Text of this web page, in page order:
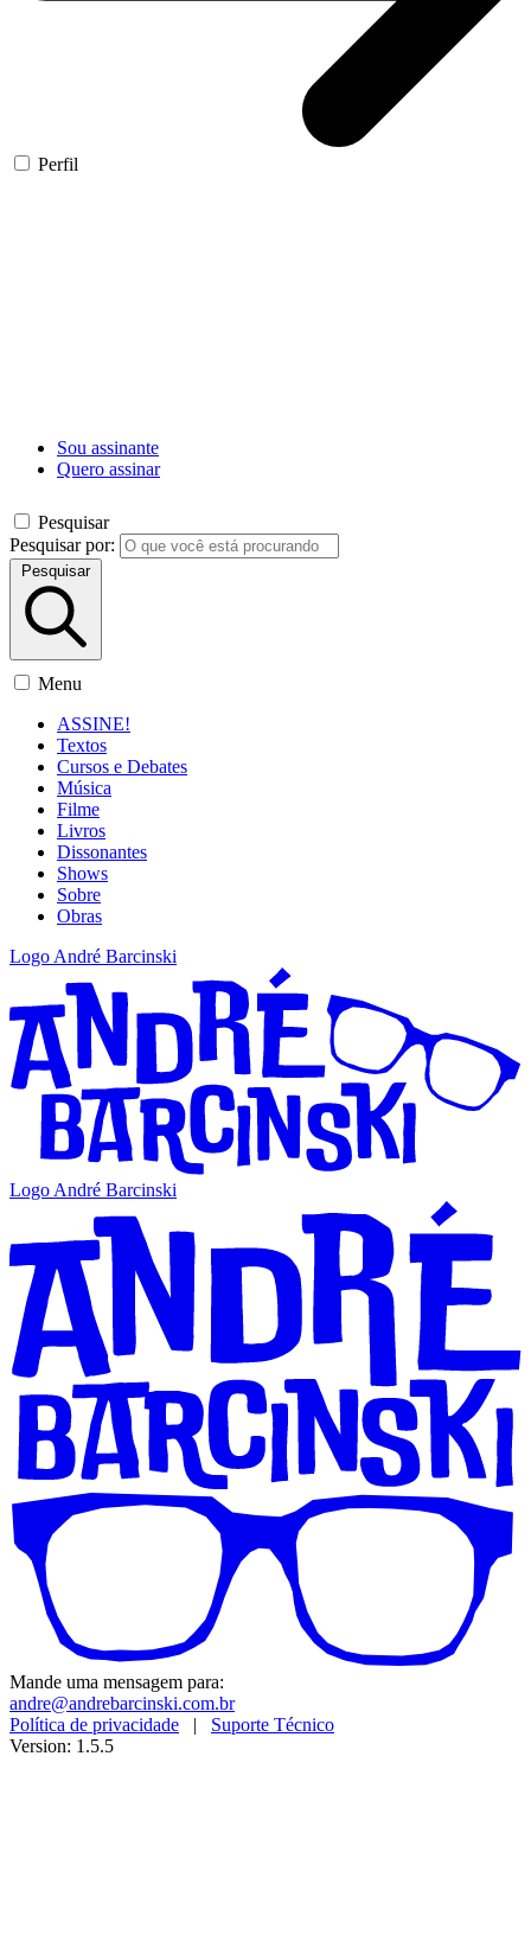
Perfil
Sou assinante
Quero assinar
Pesquisar
Pesquisar por:
Pesquisar
Menu
ASSINE!
Textos
Cursos e Debates
Música
Filme
Livros
Dissonantes
Shows
Sobre
Obras
Logo André Barcinski
Logo André Barcinski
Mande uma mensagem para:
andre@andrebarcinski.com.br
Política de privacidade | Suporte Técnico
Version: 1.5.5